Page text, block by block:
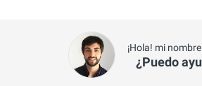
¡Hola! mi
¿Puedo